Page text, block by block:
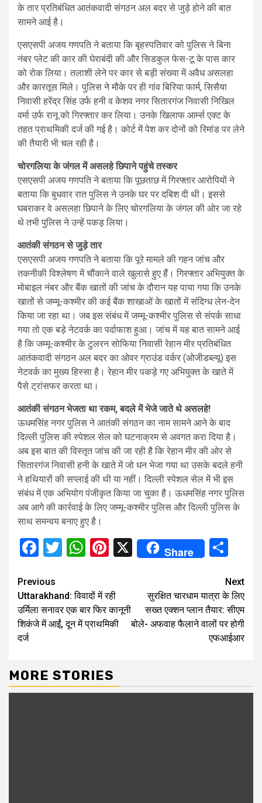
के तार प्रतिबंधित आतंकवादी संगठन अल बदर से जुड़े होने की बात
सामने आई है।
एसएसपी अजय गणपति ने बताया कि बृहस्पतिवार को पुलिस ने बिना
नंबर प्लेट की कार की घेराबंदी की और सिडकुल फेस-टू के पास कार
को रोक लिया। तलाशी लेने पर कार से बड़ी संख्या में अवैध असलहा
और कारतूस मिले। पुलिस ने मौके पर ही गांव बिरिया फार्म, सिसैया
निवासी हरेंद्र सिंह उर्फ हनी व केशव नगर सितारगंज निवासी निखिल
वर्मा उर्फ रानू को गिरफ्तार कर लिया। उनके खिलाफ आर्म्स एक्ट के
तहत प्राथमिकी दर्ज की गई है। कोर्ट में पेश कर दोनों को रिमांड पर लेने
की तैयारी भी चल रही है।
चोरगलिया के जंगल में असलहे छिपाने पहुंचे तस्कर
एसएसपी अजय गणपति ने बताया कि पूछताछ में गिरफ्तार आरोपियों ने
बताया कि बुधवार रात पुलिस ने उनके घर पर दबिश दी थी। इससे
घबराकर वे असलहा छिपाने के लिए चोरगलिया के जंगल की ओर जा रहे
थे तभी पुलिस ने उन्हें पकड़ लिया।
आतंकी संगठन से जुड़े तार
एसएसपी अजय गणपति ने बताया कि पूरे मामले की गहन जांच और
तकनीकी विश्लेषण में चौंकाने वाले खुलासे हुए हैं। गिरफ्तार अभियुक्त के
मोबाइल नंबर और बैंक खातों की जांच के दौरान यह पाया गया कि उनके
खातों से जम्मू-कश्मीर की कई बैंक शाखाओं के खातों में संदिग्ध लेन-देन
किया जा रहा था। जब इस संबंध में जम्मू-कश्मीर पुलिस से संपर्क साधा
गया तो एक बड़े नेटवर्क का पर्दाफाश हुआ। जांच में यह बात सामने आई
है कि जम्मू-कश्मीर के टुलरन सोफिया निवासी रेहान मीर प्रतिबंधित
आतंकवादी संगठन अल बदर का ओवर ग्राउंड वर्कर (ओजीडब्ल्यू) इस
नेटवर्क का मुख्य हिस्सा है। रेहान मीर पकड़े गए अभियुक्त के खाते में
पैसे ट्रांसफर करता था।
आतंकी संगठन भेजता था रकम, बदले में भेजे जाते थे असलहे!
ऊधमसिंह नगर पुलिस ने आतंकी संगठन का नाम सामने आने के बाद
दिल्ली पुलिस की स्पेशल सेल को घटनाक्रम से अवगत करा दिया है।
अब इस बात की विस्तृत जांच की जा रही है कि रेहान मीर की ओर से
सितारगंज निवासी हनी के खाते में जो धन भेजा गया था उसके बदले हनी
ने हथियारों की सप्लाई की थी या नहीं। दिल्ली स्पेशल सेल में भी इस
संबंध में एक अभियोग पंजीकृत किया जा चुका है। ऊधमसिंह नगर पुलिस
अब आगे की कार्रवाई के लिए जम्मू-कश्मीर पुलिस और दिल्ली पुलिस के
साथ समन्वय बनाए हुए है।
Facebook
Twitter
WhatsApp
Pinterest
X Share
Continue
Reading
Previous
Uttarakhand: विवादों में रही
उर्मिला सनावर एक बार फिर कानूनी
शिकंजे में आईं, दून में प्राथमिकी
दर्ज
Next
सुरक्षित चारधाम यात्रा के लिए
सख्त एक्शन प्लान तैयार: सीएम
बोले- अफवाह फैलाने वालों पर होगी
एफआईआर
MORE STORIES